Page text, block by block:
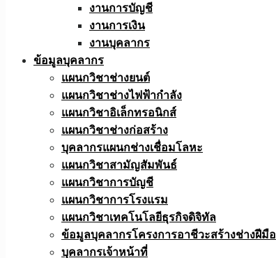
งานการบัญชี
งานการเงิน
งานบุคลากร
ข้อมูลบุคลากร
แผนกวิชาช่างยนต์
แผนกวิชาช่างไฟฟ้ากำลัง
แผนกวิชาอิเล็กทรอนิกส์
แผนกวิชาช่างก่อสร้าง
บุคลากรแผนกช่างเชื่อมโลหะ
แผนกวิชาสามัญสัมพันธ์
แผนกวิชาการบัญชี
แผนกวิชาการโรงแรม
แผนกวิชาเทคโนโลยีธุรกิจดิจิทัล
ข้อมูลบุคลากรโครงการอาชีวะสร้างช่างฝีมือ
บุคลากรเจ้าหน้าที่